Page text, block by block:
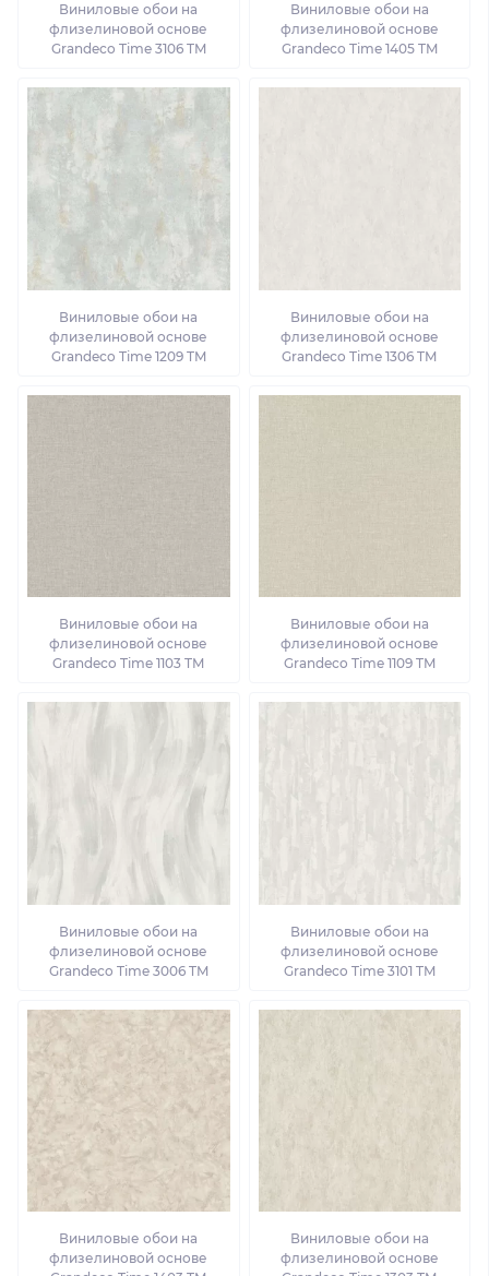
Виниловые обои на
флизелиновой основе
Grandeco Time 3106 TM
Виниловые обои на
флизелиновой основе
Grandeco Time 1405 TM
Виниловые обои на
флизелиновой основе
Grandeco Time 1209 TM
Виниловые обои на
флизелиновой основе
Grandeco Time 1306 TM
Виниловые обои на
флизелиновой основе
Grandeco Time 1103 TM
Виниловые обои на
флизелиновой основе
Grandeco Time 1109 TM
Виниловые обои на
флизелиновой основе
Grandeco Time 3006 TM
Виниловые обои на
флизелиновой основе
Grandeco Time 3101 TM
Виниловые обои на
флизелиновой основе
Виниловые обои на
флизелиновой основе